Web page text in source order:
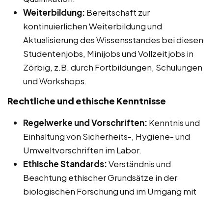
Weiterbildung: Bereitschaft zur
kontinuierlichen Weiterbildung und
Aktualisierung des Wissensstandes bei diesen
Studentenjobs, Minijobs und Vollzeitjobs in
Zörbig, z.B. durch Fortbildungen, Schulungen
und Workshops.
Rechtliche und ethische Kenntnisse
Regelwerke und Vorschriften: Kenntnis und
Einhaltung von Sicherheits-, Hygiene- und
Umweltvorschriften im Labor.
Ethische Standards:Verständnis und
Beachtung ethischer Grundsätze in der
biologischen Forschung und im Umgang mit